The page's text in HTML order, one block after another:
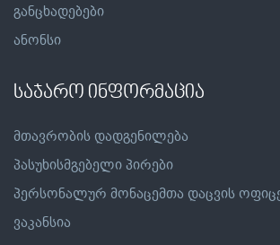
განცხადებები
ანონსი
საჯარო ინფორმაცია
მთავრობის დადგენილება
პასუხისმგებელი პირები
პერსონალურ მონაცემთა დაცვის
ვაკანსია